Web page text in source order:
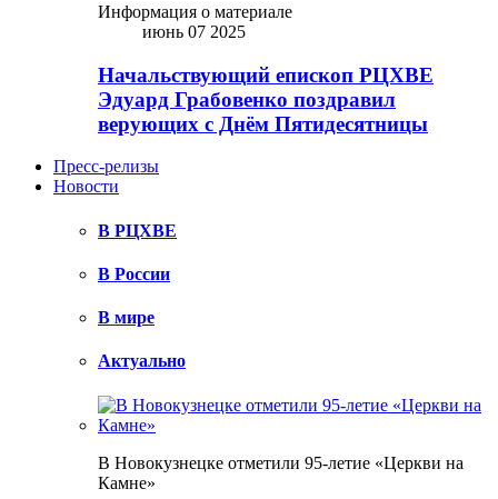
Информация о материале
июнь 07 2025
Начальствующий епископ РЦХВЕ
Эдуард Грабовенко поздравил
верующих с Днём Пятидесятницы
Пресс-релизы
Новости
В РЦХВЕ
В России
В мире
Актуально
В Новокузнецке отметили 95-летие «Церкви на
Камне»